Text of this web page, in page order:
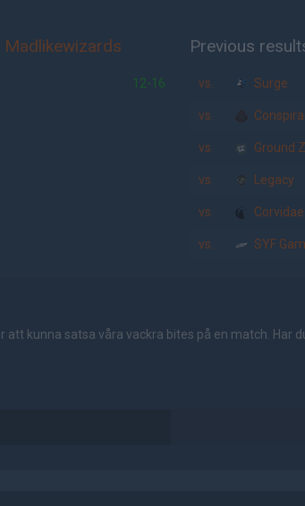
Madlikewizards
12-16
Previous
vs. Surge
vs.
vs. Ground
vs. Legacy
vs. Corvidae
vs. SYF
att kunna satsa våra vackra bites på en match. Har